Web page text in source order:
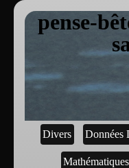
pense-
Divers Données
Mathématiques